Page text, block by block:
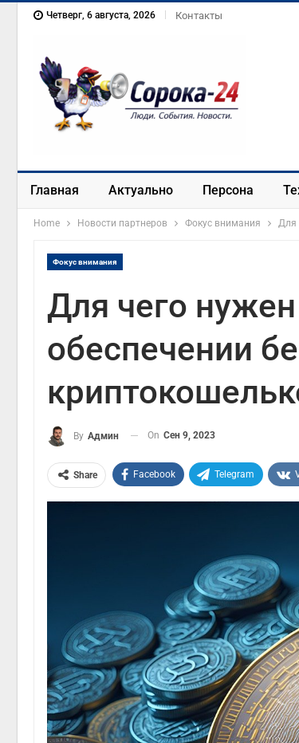
Четверг, 6 августа, 2026 Контакты
Главная Актуально Персона
Home Новости партнеров Фокус внимания Для
Фокус внимания
Для чего
обеспечении
By Админ On Сен 9, 2023
Share Facebook Telegram